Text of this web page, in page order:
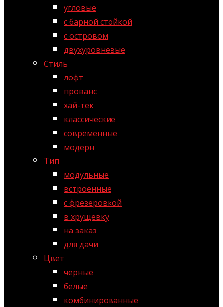
угловые
с барной стойкой
с островом
двухуровневые
Стиль
лофт
прованс
хай-тек
классические
современные
модерн
Тип
модульные
встроенные
с фрезеровкой
в хрущевку
на заказ
для дачи
Цвет
черные
белые
комбинированные